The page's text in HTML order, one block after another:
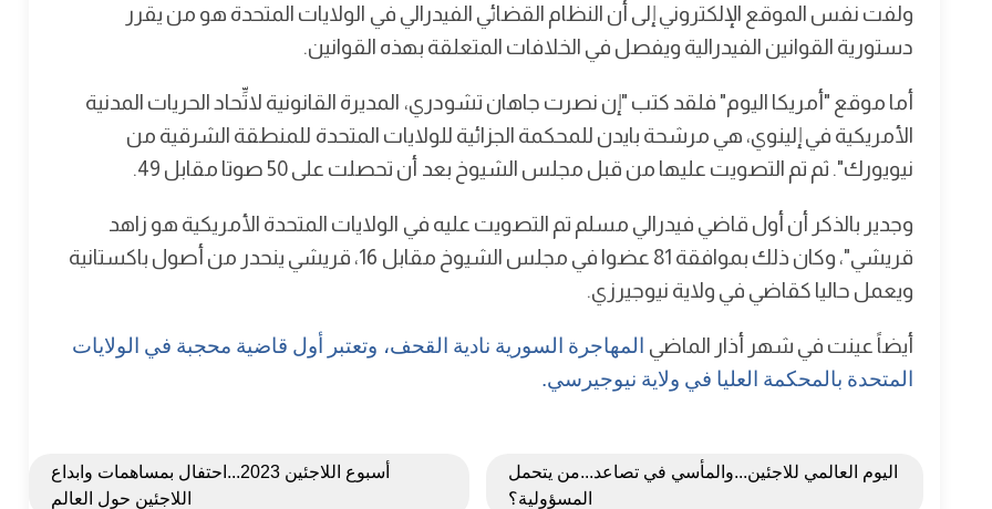
ولفت نفس الموقع الإلكتروني إلى أن النظام القضائي الفيدرالي في الولايات المتحدة هو من يقرر
دستورية القوانين الفيدرالية ويفصل في الخلافات المتعلقة بهذه القوانين.
أما موقع "أمريكا اليوم" فلقد كتب "إن نصرت جاهان تشودري، المديرة القانونية لاتِّحاد الحريات المدنية
الأمريكية في إلينوي، هي مرشحة بايدن للمحكمة الجزائية للولايات المتحدة للمنطقة الشرقية من
نيويورك". ثم تم التصويت عليها من قبل مجلس الشيوخ بعد أن تحصلت على 50 صوتا مقابل 49.
وجدير بالذكر أن أول قاضي فيدرالي مسلم تم التصويت عليه في الولايات المتحدة الأمريكية هو زاهد
قريشي"، وكان ذلك بموافقة 81 عضوا في مجلس الشيوخ مقابل 16، قريشي ينحدر من أصول باكستانية
ويعمل حاليا كقاضي في ولاية نيوجيرزي.
أيضاً عينت في شهر أذار الماضي المهاجرة السورية نادية القحف، وتعتبر أول قاضية محجبة في الولايات
المتحدة بالمحكمة العليا في ولاية نيوجيرسي.
اليوم العالمي للاجئين...والمأسي في تصاعد...من يتحمل
المسؤولية؟
أسبوع اللاجئين 2023...احتفال بمساهمات وابداع
اللاجئين حول العالم